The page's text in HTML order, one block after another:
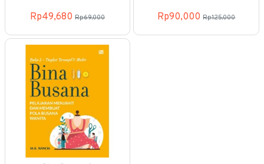
Rp49,680 Rp69,000 Rp90,000 Rp125,000